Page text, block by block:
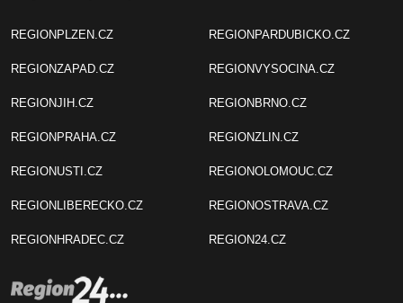
REGIONPLZEN.CZ
REGIONZAPAD.CZ
REGIONJIH.CZ
REGIONPRAHA.CZ
REGIONUSTI.CZ
REGIONLIBERECKO.CZ
REGIONHRADEC.CZ
REGIONPARDUBICKO.CZ
REGIONVYSOCINA.CZ
REGIONBRNO.CZ
REGIONZLIN.CZ
REGIONOLOMOUC.CZ
REGIONOSTRAVA.CZ
REGION24.CZ